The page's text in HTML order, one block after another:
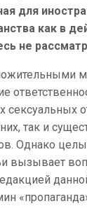
для
как в
не
сексуальных
так и
Однако
вызывает